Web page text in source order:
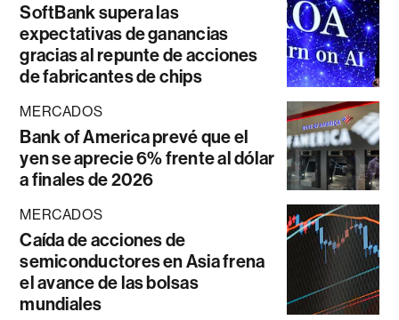
SoftBank supera las
expectativas de ganancias
gracias al repunte de acciones
de fabricantes de chips
MERCADOS
Bank of America prevé que el
yen se aprecie 6% frente al dólar
a finales de 2026
MERCADOS
Caída de acciones de
semiconductores en Asia frena
el avance de las bolsas
mundiales